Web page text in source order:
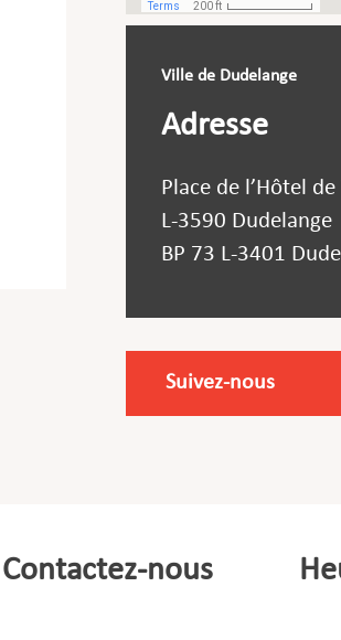
Ville de Dudelange
Adresse
Place de l’Hôtel
L-3590 Dudelange
BP 73 L-3401
Suivez-nous
Contactez-nous